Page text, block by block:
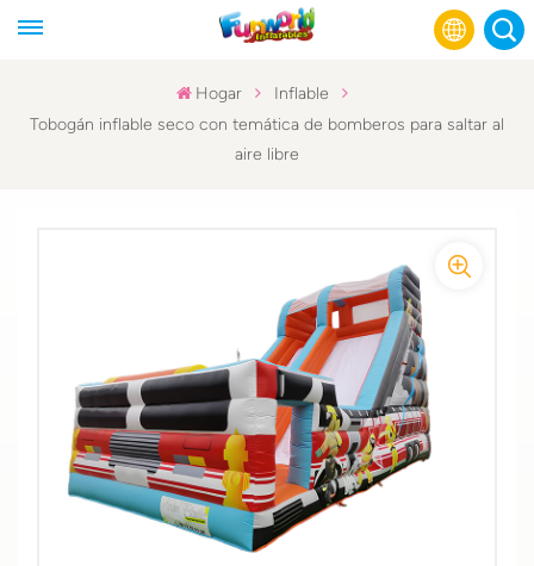
Español
عربي
Hogar
Inflable
Tobogán inflable seco con temática de bomberos para saltar al
aire libre